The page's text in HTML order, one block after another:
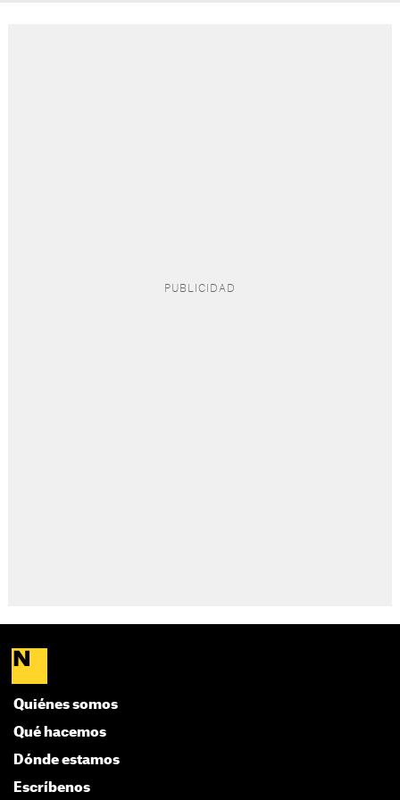
Quiénes somos
Qué hacemos
Dónde estamos
Escríbenos